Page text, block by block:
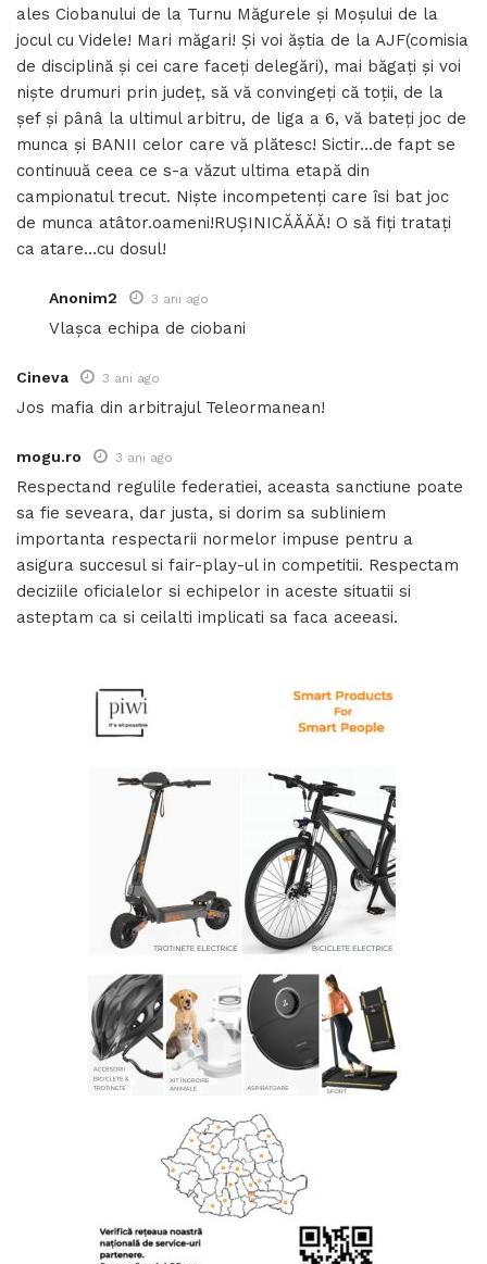
ales Ciobanului de la Turnu Măgurele și Moșului de la
jocul cu Videle! Mari măgari! Și voi ăștia de la AJF(comisia
de disciplină și cei care faceți delegări), mai băgați și voi
niște drumuri prin județ, să vă convingeți că toții, de la
șef și pânâ la ultimul arbitru, de liga a 6, vă bateți joc de
munca și BANII celor care vă plătesc! Sictir…de fapt se
continuuă ceea ce s-a văzut ultima etapă din
campionatul trecut. Niște incompetenți care îsi bat joc
de munca atâtor.oameni!RUȘINICĂĂĂĂ! O să fiți tratați
ca atare…cu dosul!
Anonim2 3 ani ago
Vlașca echipa de ciobani
Cineva 3 ani ago
Jos mafia din arbitrajul Teleormanean!
mogu.ro 3 ani ago
Respectand regulile federatiei, aceasta sanctiune poate
sa fie seveara, dar justa, si dorim sa subliniem
importanta respectarii normelor impuse pentru a
asigura succesul si fair-play-ul in competitii. Respectam
deciziile oficialelor si echipelor in aceste situatii si
asteptam ca si ceilalti implicati sa faca aceeasi.